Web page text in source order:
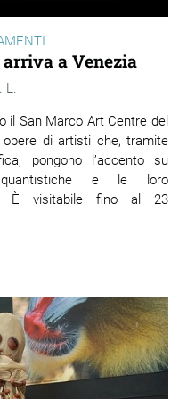
a Venezia
L.
il San Marco Art Centre del
di artisti che, tramite
pongono l’accento su
e le loro
È visitabile fino al 23